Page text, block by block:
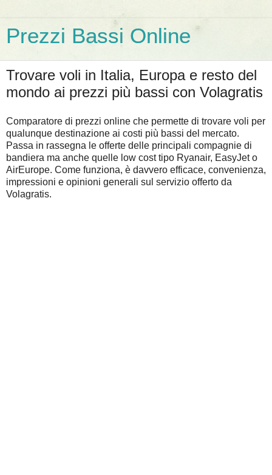
Prezzi Bassi Online
Trovare voli in Italia, Europa e resto del
mondo ai prezzi più bassi con Volagratis
Comparatore di prezzi online che permette di trovare voli per
qualunque destinazione ai costi più bassi del mercato.
Passa in rassegna le offerte delle principali compagnie di
bandiera ma anche quelle low cost tipo Ryanair, EasyJet o
AirEurope. Come funziona, è davvero efficace, convenienza,
impressioni e opinioni generali sul servizio offerto da
Volagratis.